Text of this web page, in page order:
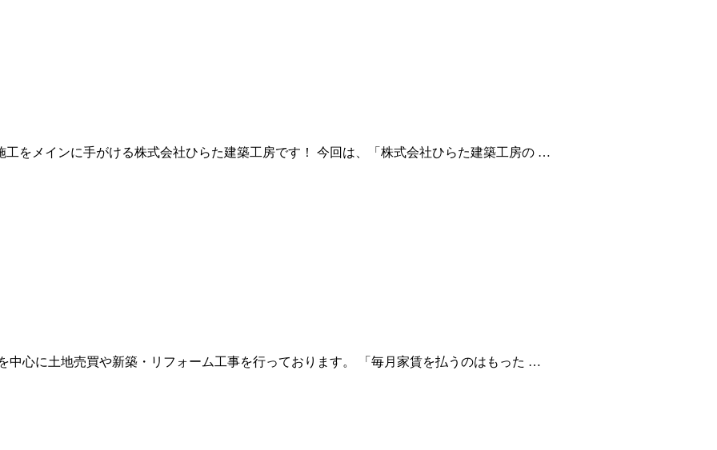
をメインに手がける株式会社ひらた建築工房です！ 今回は、「株式会社ひらた建築工房の …
中心に土地売買や新築・リフォーム工事を行っております。 「毎月家賃を払うのはもった …